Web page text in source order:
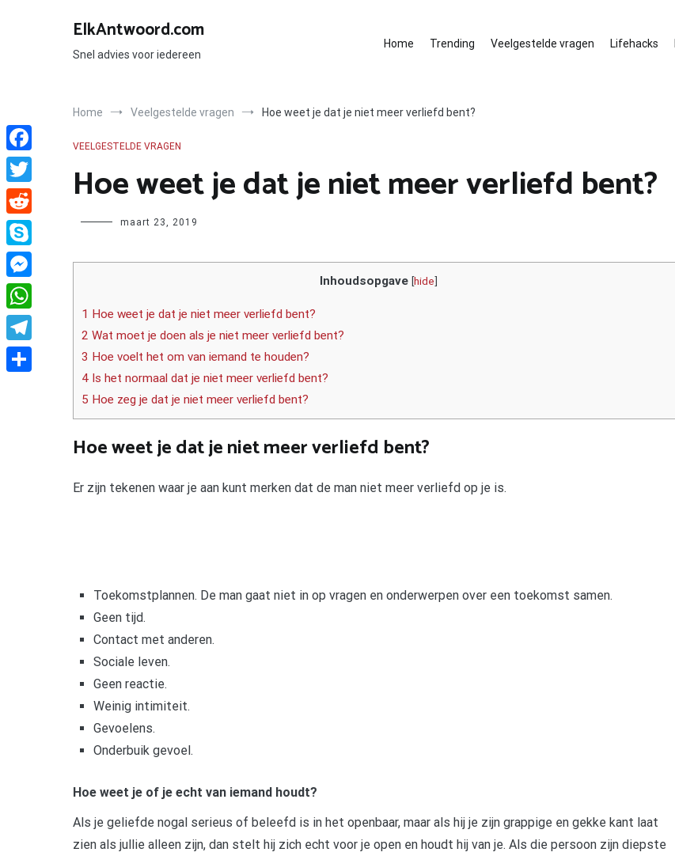
ElkAntwoord.com
Snel advies voor iedereen
Home Trending Veelgestelde vragen Lifehacks
Home Veelgestelde vragen Hoe weet je dat je niet meer verliefd bent?
VEELGESTELDE VRAGEN
Hoe weet je dat je niet meer verliefd bent?
Author maart 23, 2019
Inhoudsopgave [hide]
1 Hoe weet je dat je niet meer verliefd bent?
2 Wat moet je doen als je niet meer verliefd bent?
3 Hoe voelt het om van iemand te houden?
4 Is het normaal dat je niet meer verliefd bent?
5 Hoe zeg je dat je niet meer verliefd bent?
Hoe weet je dat je niet meer verliefd bent?
Er zijn tekenen waar je aan kunt merken dat de man niet meer verliefd op je is.
Toekomstplannen. De man gaat niet in op vragen en onderwerpen over een toekomst samen.
Geen tijd.
Contact met anderen.
Sociale leven.
Geen reactie.
Weinig intimiteit.
Gevoelens.
Onderbuik gevoel.
Hoe weet je of je echt van iemand houdt?
Als je geliefde nogal serieus of beleefd is in het openbaar, maar als hij je zijn grappige en gekke kant laat
zien als jullie alleen zijn, dan stelt hij zich echt voor je open en houdt hij van je. Als die persoon zijn diepste
Facebook
Twitter
Reddit
Skype
Messenger
WhatsApp
Telegram